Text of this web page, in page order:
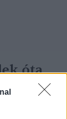
óta